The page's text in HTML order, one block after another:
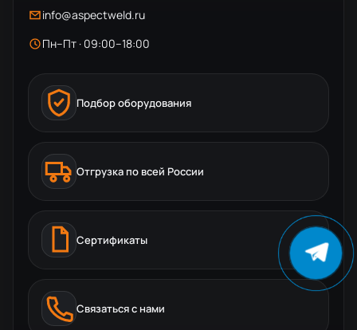
info@aspectweld.ru
Пн–Пт · 09:00–18:00
Подбор оборудования
Отгрузка по всей России
Сертификаты
Связаться с нами